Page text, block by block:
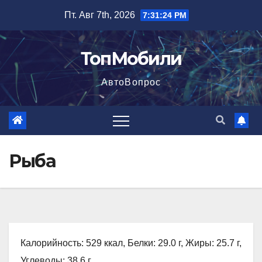
содержимому
Пт. Авг 7th, 2026 7:31:26 PM
ТопМобили
АвтоВопрос
Рыба
Калорийность: 529 ккал, Белки: 29.0 г, Жиры: 25.7 г,